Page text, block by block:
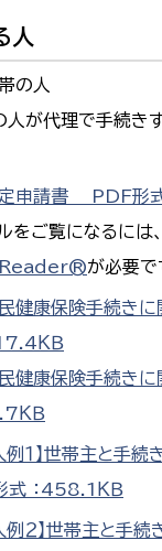
人
の人
人が代理で手続き
申請書 PDF形
をご覧になるには、
が必要で
健康保険手続きに
ＫＢ
健康保険手続き
ＫＢ
例１】世帯主と手
：458.1ＫＢ
例２】世帯主と手